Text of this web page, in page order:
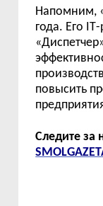
Напомним,
года. Его IT-
«Диспетчер
повысить
Следите за